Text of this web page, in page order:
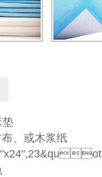
、或木浆纸